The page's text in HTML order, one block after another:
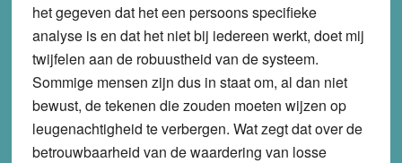
het gegeven dat het een persoons specifieke
analyse is en dat het niet bij iedereen werkt, doet mij
twijfelen aan de robuustheid van de systeem.
Sommige mensen zijn dus in staat om, al dan niet
bewust, de tekenen die zouden moeten wijzen op
leugenachtigheid te verbergen. Wat zegt dat over de
betrouwbaarheid van de waardering van losse